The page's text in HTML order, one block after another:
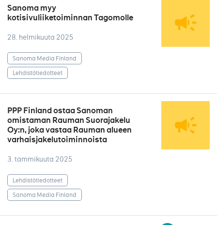
Sanoma myy
kotisivuliiketoiminnan Tagomolle
28. helmikuuta 2025
Sanoma Media Finland
Lehdistötiedotteet
PPP Finland ostaa Sanoman
omistaman Rauman Suorajakelu
Oy:n, joka vastaa Rauman alueen
varhaisjakelutoiminnoista
3. tammikuuta 2025
Lehdistötiedotteet
Sanoma Media Finland